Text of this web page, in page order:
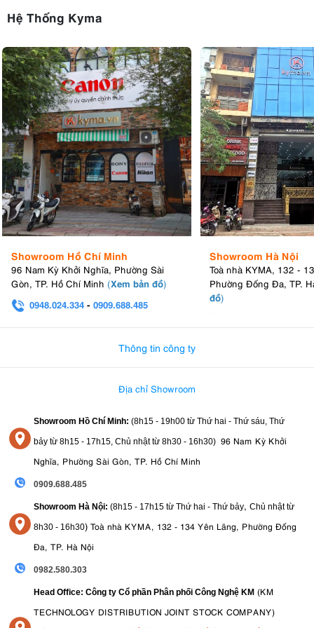
nhiều thiết bị.
7. Các lĩnh vực ứng dụng của Amaran PT4c
Nhờ thiết kế linh hoạt cùng khả năng tạo hiệu ứng ánh sáng động
mạnh mẽ, Amaran PT4c phù hợp với nhiều lĩnh vực khác nhau như:
Quay phim điện ảnh và phim ngắn
Sản xuất MV ca nhạc
Quảng cáo thương mại
Livestream chuyên nghiệp
Chụp ảnh chân dung sáng tạo
Sự kiện và sân khấu
8. Amaran PT4c: Thông số kỹ thuật nổi bật
Chiều dài: 4ft / 120cm
Số vùng pixel : 16 vùng pixel điều khiển độc lập
Hệ Thống Kyma
Showroom Hồ Chí Minh
96 Nam Kỳ Khởi Nghĩa, Phường Sài
Gòn, TP. Hồ Chí Minh (Xem bản đồ)
0948.024.334 - 0909.688.485
Showroom Hà Nội
Toà nhà KYMA, 132 -
Phường Đống Đa, TP.
đồ)
Thông tin công ty
Địa chỉ Showroom
Showroom Hồ Chí Minh: (8h15 - 19h00 từ Thứ hai - Thứ sáu, Thứ
bảy từ 8h15 - 17h15, Chủ nhật từ 8h30 - 16h30) 96 Nam Kỳ Khởi
Nghĩa, Phường Sài Gòn, TP. Hồ Chí Minh
0909.688.485
Showroom Hà Nội: (8h15 - 17h15 từ Thứ hai - Thứ bảy, Chủ nhật từ
8h30 - 16h30) Toà nhà KYMA, 132 - 134 Yên Lãng, Phường Đống
Đa, TP. Hà Nội
0982.580.303
Head Office: Công ty Cổ phần Phân phối Công Nghệ KM (KM
TECHNOLOGY DISTRIBUTION JOINT STOCK COMPANY)